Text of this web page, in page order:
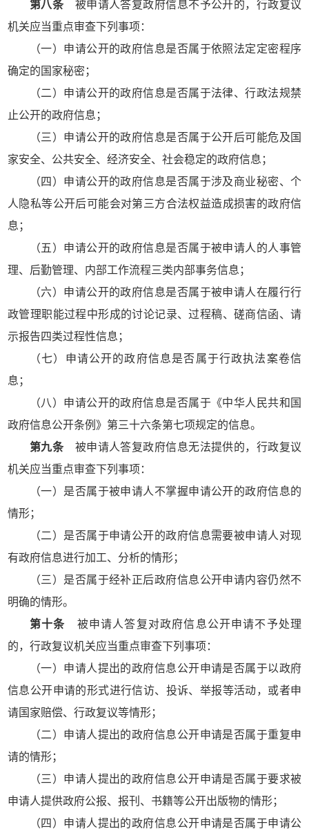
第八条被申请人答复政府信息不予公开的，行政复议
机关应当重点审查下列事项：
（一）申请公开的政府信息是否属于依照法定定密程序
确定的国家秘密；
（二）申请公开的政府信息是否属于法律、行政法规禁
止公开的政府信息；
（三）申请公开的政府信息是否属于公开后可能危及国
家安全、公共安全、经济安全、社会稳定的政府信息；
（四）申请公开的政府信息是否属于涉及商业秘密、个
人隐私等公开后可能会对第三方合法权益造成损害的政府信
息；
（五）申请公开的政府信息是否属于被申请人的人事管
理、后勤管理、内部工作流程三类内部事务信息；
（六）申请公开的政府信息是否属于被申请人在履行行
政管理职能过程中形成的讨论记录、过程稿、磋商信函、请
示报告四类过程性信息；
（七）申请公开的政府信息是否属于行政执法案卷信
息；
（八）申请公开的政府信息是否属于《中华人民共和国
政府信息公开条例》第三十六条第七项规定的信息。
第九条被申请人答复政府信息无法提供的，行政复议
机关应当重点审查下列事项：
（一）是否属于被申请人不掌握申请公开的政府信息的
情形；
（二）是否属于申请公开的政府信息需要被申请人对现
有政府信息进行加工、分析的情形；
（三）是否属于经补正后政府信息公开申请内容仍然不
明确的情形。
第十条 被申请人答复对政府信息公开申请不予处理
的，行政复议机关应当重点审查下列事项：
（一）申请人提出的政府信息公开申请是否属于以政府
信息公开申请的形式进行信访、投诉、举报等活动，或者申
请国家赔偿、行政复议等情形；
（二）申请人提出的政府信息公开申请是否属于重复申
请的情形；
（三）申请人提出的政府信息公开申请是否属于要求被
申请人提供政府公报、报刊、书籍等公开出版物的情形；
（四）申请人提出的政府信息公开申请是否属于申请公